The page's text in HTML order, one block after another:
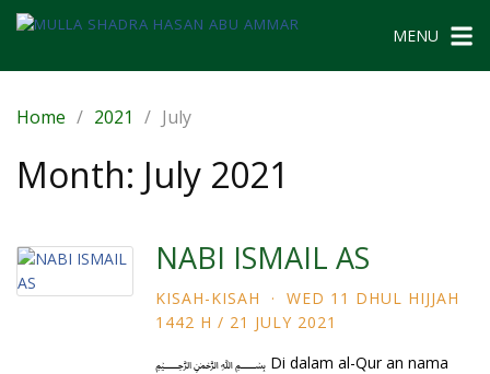
MENU
Home 2021 July
Month: July 2021
NABI ISMAIL AS
KISAH-KISAH ·
WED 11 DHUL HIJJAH
1442 H / 21 JULY 2021
﷽ Di dalam al-Qur an nama